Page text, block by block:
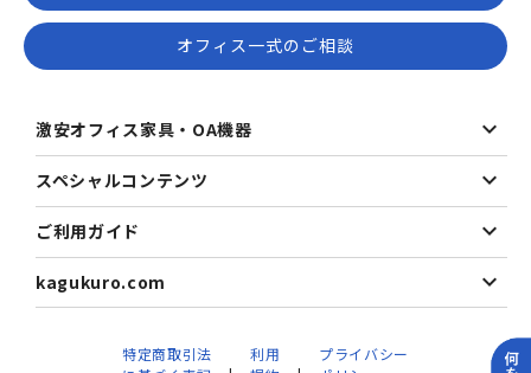
オフィス一式のご相談
激安オフィス家具・OA機器
スペシャルコンテンツ
ご利用ガイド
kagukuro.com
特定商取引法
利用
プライバシー